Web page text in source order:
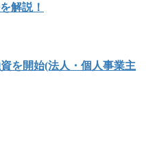
解説！
を開始(法人・個人事業主